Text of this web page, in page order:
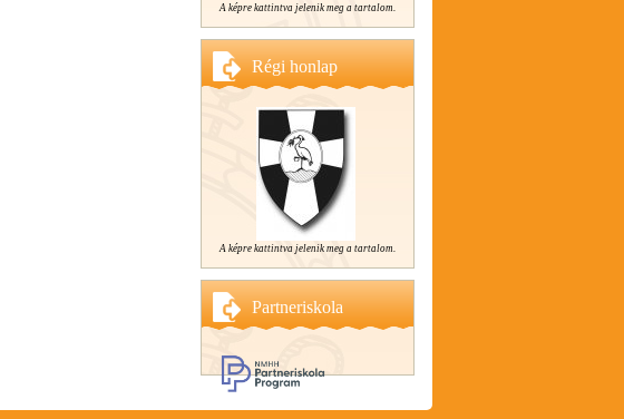
A képre kattintva jelenik meg a tartalom.
Régi honlap
A képre kattintva jelenik meg a tartalom.
Partneriskola